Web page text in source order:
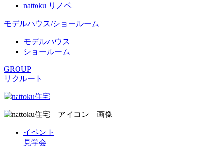
nattoku リノベ
モデルハウス/ショールーム
モデルハウス
ショールーム
GROUP
リクルート
イベント
見学会